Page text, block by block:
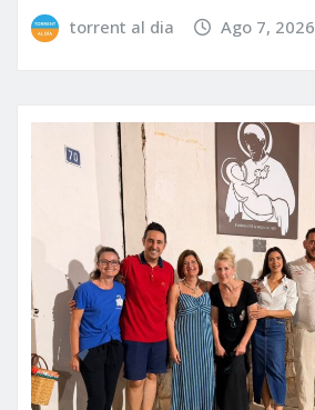
torrent al dia Ago 7, 2026